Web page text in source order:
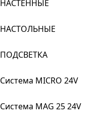
НАСТЕННЫЕ
НАСТОЛЬНЫЕ
ПОДСВЕТКА
Система MICRO 24V
Система MAG 25 24V